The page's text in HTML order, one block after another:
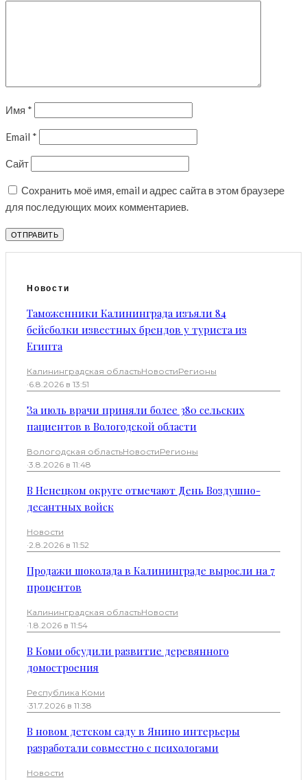
Имя *
Email *
Сайт
Сохранить моё имя, email и адрес сайта в этом браузере
для последующих моих комментариев.
Новости
Таможенники Калининграда изъяли 84
бейсболки известных брендов у туриста из
Египта
Калининградская областьНовостиРегионы
·6.8.2026 в 13:51
За июль врачи приняли более 380 сельских
пациентов в Вологодской области
Вологодская областьНовостиРегионы
·3.8.2026 в 11:48
В Ненецком округе отмечают День Воздушно-
десантных войск
Новости
·2.8.2026 в 11:52
Продажи шоколада в Калининграде выросли на 7
процентов
Калининградская областьНовости
·1.8.2026 в 11:54
В Коми обсудили развитие деревянного
домостроения
Республика Коми
·31.7.2026 в 11:38
В новом детском саду в Янино интерьеры
разработали совместно с психологами
Новости